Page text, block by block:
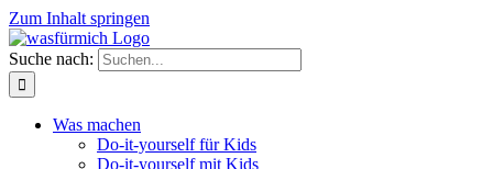
Zum Inhalt springen
Suche nach:
Was machen
Do-it-yourself für Kids
Do-it-yourself mit Kids